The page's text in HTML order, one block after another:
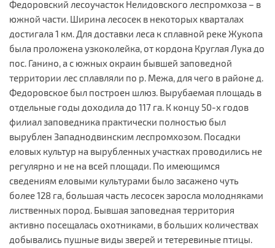
Федоровский лесоучасток Нелидовского леспромхоза – в
южной части. Ширина лесосек в некоторых кварталах
достигала 1 км. Для доставки леса к сплавной реке Жукопа
была проложена узкоколейка, от кордона Круглая Лука до
пос. Ганино, а с южных окраин бывшей заповедной
территории лес сплавляли по р. Межа, для чего в районе д.
Федоровское был построен шлюз. Вырубаемая площадь в
отдельные годы доходила до 117 га. К концу 50-х годов
филиал заповедника практически полностью был
вырублен Западнодвинским леспромхозом. Посадки
еловых культур на вырубленных участках проводились не
регулярно и не на всей площади. По имеющимся
сведениям еловыми культурами было засажено чуть
более 128 га, большая часть лесосек заросла молодняками
лиственных пород. Бывшая заповедная территория
активно посещалась охотниками, в больших количествах
добывались пушные виды зверей и тетеревиные птицы.